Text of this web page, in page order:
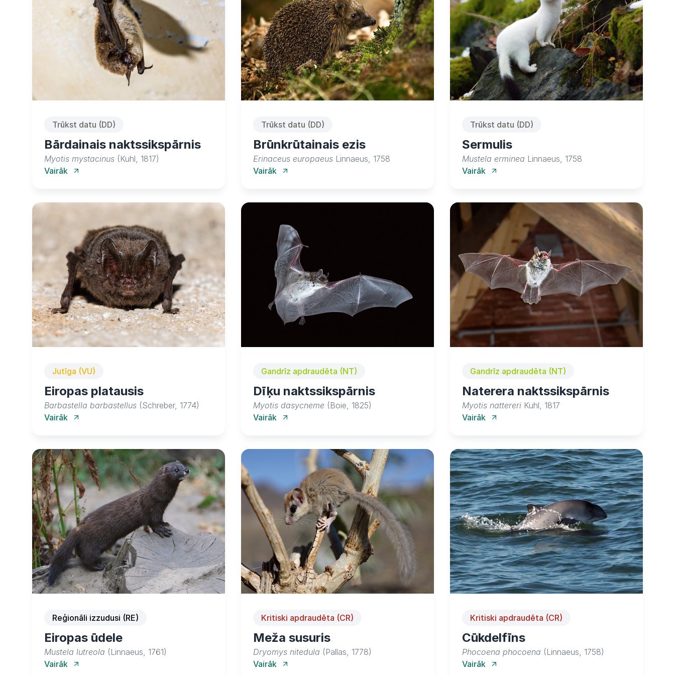
Trūkst datu (DD)
Bārdainais naktssikspārnis
Myotis mystacinus (Kuhl, 1817)
Vairāk
Trūkst datu (DD)
Brūnkrūtainais ezis
Erinaceus europaeus Linnaeus, 1758
Vairāk
Trūkst datu (DD)
Sermulis
Mustela erminea Linnaeus, 1758
Vairāk
Jutīga (VU)
Eiropas platausis
Barbastella barbastellus (Schreber, 1774)
Vairāk
Gandrīz apdraudēta (NT)
Dīķu naktssikspārnis
Myotis dasycneme (Boie, 1825)
Vairāk
Gandrīz apdraudēta (NT)
Naterera naktssikspārnis
Myotis nattereri Kuhl, 1817
Vairāk
Reģionāli izzudusi (RE)
Eiropas ūdele
Mustela lutreola (Linnaeus, 1761)
Vairāk
Kritiski apdraudēta (CR)
Meža susuris
Dryomys nitedula (Pallas, 1778)
Vairāk
Kritiski apdraudēta (CR)
Cūkdelfīns
Phocoena phocoena (Linnaeus, 1758)
Vairāk